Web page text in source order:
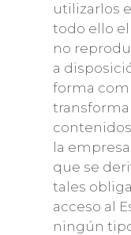
utilizarlos
todo ello
no
a
forma
la
que se
tales
acceso al
ningún